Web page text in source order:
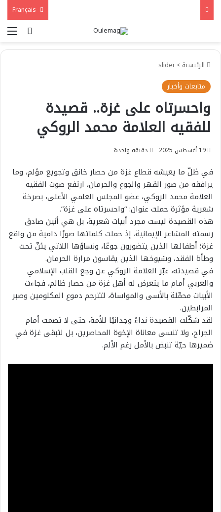
بحث عن
الرئيسية >
slider
متابعات وأخبار
واحسرتاه على غزة.. قصيدة
للفقيه العلامة محمد الروكي
19 أغسطس 2025 دقيقة واحدة
في ظلّ ما يعيشه قطاع غزة من حصار خانق وتجويع مؤلم، وما
يرافقه من صور القهر والجوع والحرمان، ارتفع صوت الفقيه
العلامة محمد الروكي، عضو المجلس العلمي الأعلى، بصرخة
شعرية مؤثرة حملت عنوان: “واحسرتاه على غزة”.
هذه القصيدة ليست مجرد أبيات شعرية، بل هي أنين صادق
رسمته المشاعر الإيمانية، إذ حملت كلماتها صورًا دامية من واقع
غزة؛ أطفالها الذين يتضورون جوعًا، ونساؤها اللاتي يئنّ تحت
وطأة الفقد، وشيوخها الذين يقاسون مرارة الحرمان.
في قصيدته، عبّر العلامة الروكي عن وجع القلب الإسلامي
والعربي أمام ما يتعرض له أهل غزة من حصار ظالم، فجاءت
الأبيات محمّلة بالأسى والمواساة، لتترجم دموع المكلومين وصبر
المرابطين.
لقد شكّلت القصيدة نداءً وجدانيًا للأمة، حتى لا تصمت أمام
الجراح، ولا تنسى معاناة الإخوة المحاصرين، بل لتبقى غزة في
ضميرها حيّة تنبض بالأمل رغم الألم.